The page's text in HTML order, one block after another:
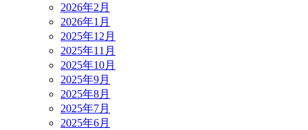
2026年2月
2026年1月
2025年12月
2025年11月
2025年10月
2025年9月
2025年8月
2025年7月
2025年6月